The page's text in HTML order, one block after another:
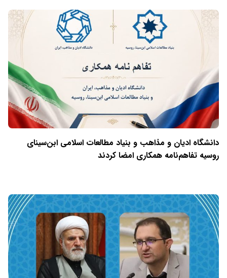
دانشگاه ادیان و مذاهب و بنیاد مطالعات اسلامی ابن‌سینای
روسیه تفاهم‌نامه همکاری امضا کردند